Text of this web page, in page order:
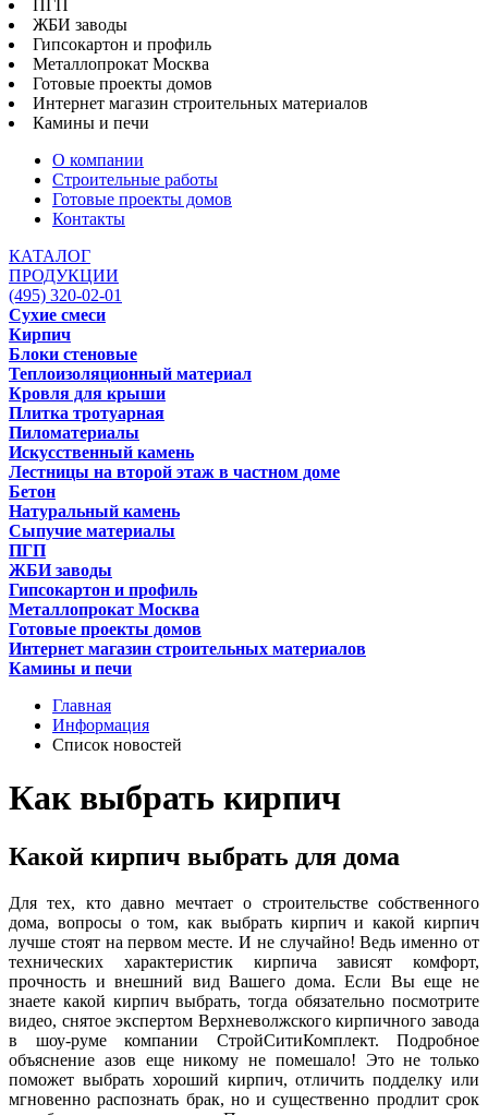
ПГП
ЖБИ заводы
Гипсокартон и профиль
Металлопрокат Москва
Готовые проекты домов
Интернет магазин строительных материалов
Камины и печи
О компании
Строительные работы
Готовые проекты домов
Контакты
КАТАЛОГ
ПРОДУКЦИИ
(495) 320-02-01
Сухие смеси
Кирпич
Блоки стеновые
Теплоизоляционный материал
Кровля для крыши
Плитка тротуарная
Пиломатериалы
Искусственный камень
Лестницы на второй этаж в частном доме
Бетон
Натуральный камень
Сыпучие материалы
ПГП
ЖБИ заводы
Гипсокартон и профиль
Металлопрокат Москва
Готовые проекты домов
Интернет магазин строительных материалов
Камины и печи
Главная
Информация
Список новостей
Как выбрать кирпич
Какой кирпич выбрать для дома
Для тех, кто давно мечтает о строительстве собственного
дома, вопросы о том, как выбрать кирпич и какой кирпич
лучше стоят на первом месте. И не случайно! Ведь именно от
технических характеристик кирпича зависят комфорт,
прочность и внешний вид Вашего дома. Если Вы еще не
знаете какой кирпич выбрать, тогда обязательно посмотрите
видео, снятое экспертом Верхневолжского кирпичного завода
в шоу-руме компании СтройСитиКомплект. Подробное
объяснение азов еще никому не помешало! Это не только
поможет выбрать хороший кирпич, отличить подделку или
мгновенно распознать брак, но и существенно продлит срок